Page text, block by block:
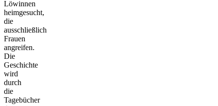
Löwinnen
heimgesucht,
die
ausschließlich
Frauen
angreifen.
Die
Geschichte
wird
durch
die
Tagebücher